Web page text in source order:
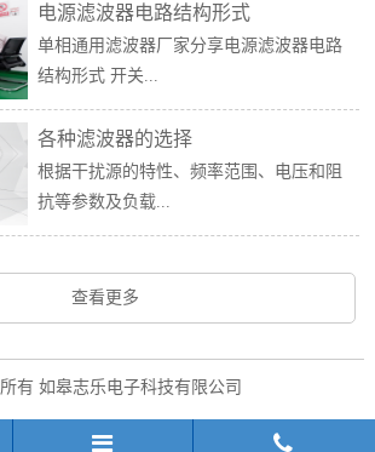
电源滤波器电路结构形式
单相通用滤波器厂家分享电源滤波器电路
结构形式 开关...
各种滤波器的选择
根据干扰源的特性、频率范围、电压和阻
抗等参数及负载...
查看更多
有 如皋志乐电子科技有限公司